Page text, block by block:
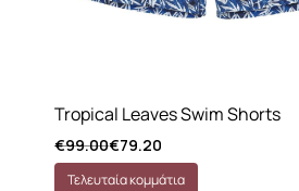
Tropical Leaves Swim Shorts
€99.00€79.20
Τελευταία κομμάτια